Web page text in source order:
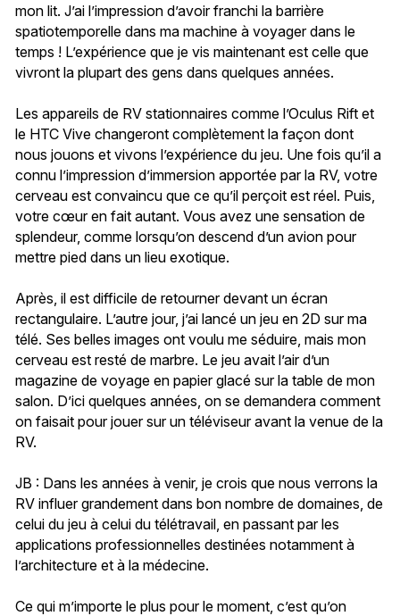
mon lit. J’ai l’impression d’avoir franchi la barrière
spatiotemporelle dans ma machine à voyager dans le
temps ! L’expérience que je vis maintenant est celle que
vivront la plupart des gens dans quelques années.
Les appareils de RV stationnaires comme l’Oculus Rift et
le HTC Vive changeront complètement la façon dont
nous jouons et vivons l’expérience du jeu. Une fois qu’il a
connu l’impression d’immersion apportée par la RV, votre
cerveau est convaincu que ce qu’il perçoit est réel. Puis,
votre cœur en fait autant. Vous avez une sensation de
splendeur, comme lorsqu’on descend d’un avion pour
mettre pied dans un lieu exotique.
Après, il est difficile de retourner devant un écran
rectangulaire. L’autre jour, j’ai lancé un jeu en 2D sur ma
télé. Ses belles images ont voulu me séduire, mais mon
cerveau est resté de marbre. Le jeu avait l’air d’un
magazine de voyage en papier glacé sur la table de mon
salon. D’ici quelques années, on se demandera comment
on faisait pour jouer sur un téléviseur avant la venue de la
RV.
JB : Dans les années à venir, je crois que nous verrons la
RV influer grandement dans bon nombre de domaines, de
celui du jeu à celui du télétravail, en passant par les
applications professionnelles destinées notamment à
l’architecture et à la médecine.
Ce qui m’importe le plus pour le moment, c’est qu’on